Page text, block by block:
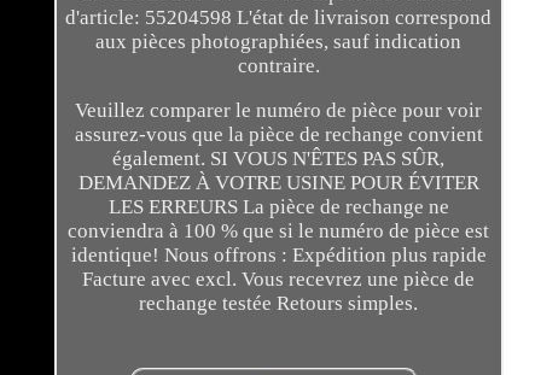
d'article: 55204598 L'état de livraison correspond
aux pièces photographiées, sauf indication
contraire.
Veuillez comparer le numéro de pièce pour voir
assurez-vous que la pièce de rechange convient
également. SI VOUS N'ÊTES PAS SÛR,
DEMANDEZ À VOTRE USINE POUR ÉVITER
LES ERREURS La pièce de rechange ne
conviendra à 100 % que si le numéro de pièce est
identique! Nous offrons : Expédition plus rapide
Facture avec excl. Vous recevrez une pièce de
rechange testée Retours simples.